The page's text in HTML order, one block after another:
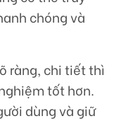
chóng và
ràng, chi tiết thì
tốt hơn.
dùng và giữ